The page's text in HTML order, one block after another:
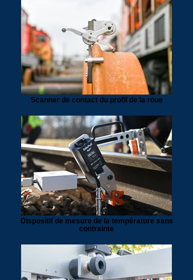
Scanner de contact du profil de la roue
Dispositif de mesure de la température sans
contrainte